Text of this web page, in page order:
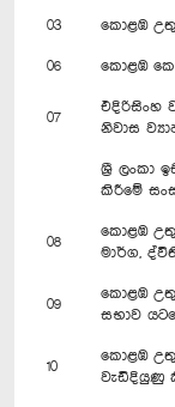
03 කොළඹ
06 කොළඹ
07
එදිරිසිංහ
නිවාස
ශ්‍රී ලංකා
කිරීමේ
08
කොළඹ
මාර්ග,
09
කොළඹ
සභාව
10
කොළඹ
වැඩිදියුණු